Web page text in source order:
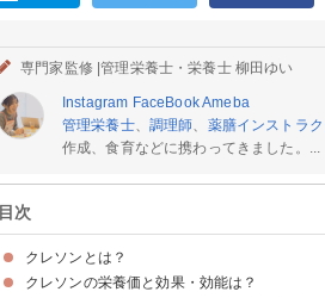
専門家監修 |管理栄養士・栄養士 柳田ゆい
Instagram FaceBookAmeba
管理栄養士、 調理師、 薬膳インストラ
作成、食育などに携わってきました。...
目次
クレソンとは？
クレソンの旬や選び方
クレソンの栄養価と効果・効能は？